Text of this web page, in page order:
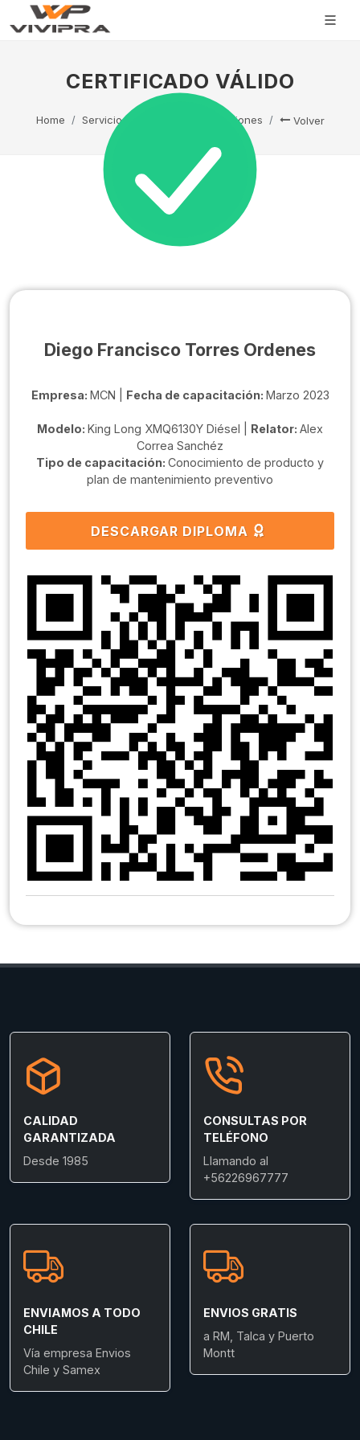
CERTIFICADO VÁLIDO
Home Servicio Técnico Capacitaciones Volver
Diego Francisco Torres Ordenes
Empresa: MCN | Fecha de capacitación: Marzo 2023
Modelo: King Long XMQ6130Y Diésel | Relator: Alex
Correa Sanchéz
Tipo de capacitación: Conocimiento de producto y
plan de mantenimiento preventivo
DESCARGAR DIPLOMA
CALIDAD
GARANTIZADA
Desde 1985
CONSULTAS POR
TELÉFONO
Llamando al
+56226967777
ENVIAMOS A TODO
CHILE
Vía empresa Envios
Chile y Samex
ENVIOS GRATIS
a RM, Talca y Puerto
Montt